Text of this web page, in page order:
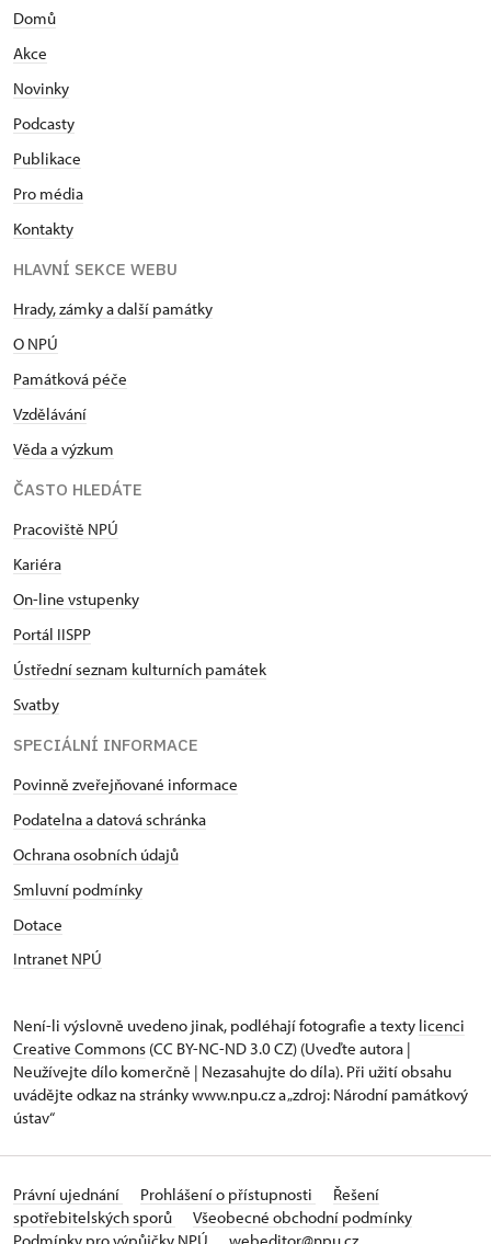
Domů
Akce
Novinky
Podcasty
Publikace
Pro média
Kontakty
HLAVNÍ SEKCE WEBU
Hrady, zámky a další památky
O NPÚ
Památková péče
Vzdělávání
Věda a výzkum
ČASTO HLEDÁTE
Pracoviště NPÚ
Kariéra
On-line vstupenky
Portál IISPP
Ústřední seznam kulturních památek
Svatby
SPECIÁLNÍ INFORMACE
Povinně zveřejňované informace
Podatelna a datová schránka
Ochrana osobních údajů
Smluvní podmínky
Dotace
Intranet NPÚ
Není-li výslovně uvedeno jinak, podléhají fotografie a texty licenci
Creative Commons (CC BY-NC-ND 3.0 CZ) (Uveďte autora |
Neužívejte dílo komerčně | Nezasahujte do díla). Při užití obsahu
uvádějte odkaz na stránky www.npu.cz a „zdroj: Národní památkový
ústav“
Právní ujednání Prohlášení o přístupnosti
Řešení
spotřebitelských sporů
Všeobecné obchodní podmínky